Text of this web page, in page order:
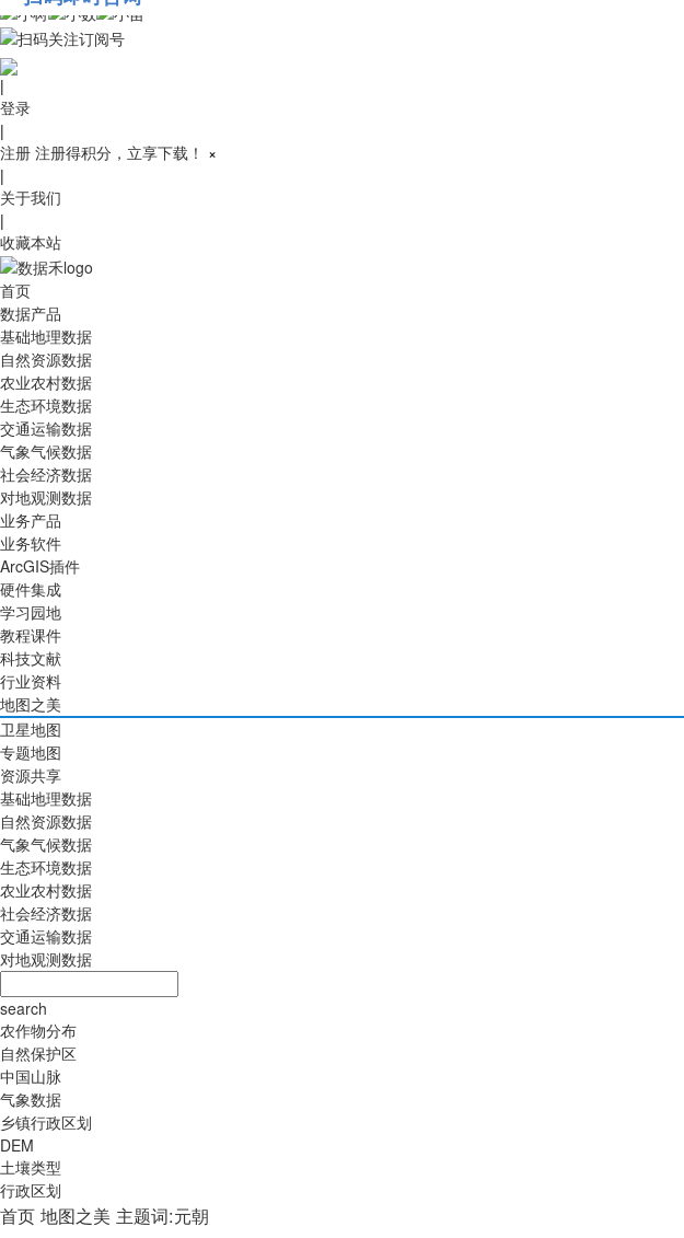
010-53689091
|
登录
|
注册 注册得积分，立享下载！ ×
|
关于我们
|
收藏本站
首页
数据产品
基础地理数据
自然资源数据
农业农村数据
生态环境数据
交通运输数据
气象气候数据
社会经济数据
对地观测数据
业务产品
业务软件
ArcGIS插件
硬件集成
学习园地
教程课件
科技文献
行业资料
地图之美
卫星地图
专题地图
资源共享
基础地理数据
自然资源数据
气象气候数据
生态环境数据
农业农村数据
社会经济数据
交通运输数据
对地观测数据
search
农作物分布
自然保护区
中国山脉
气象数据
乡镇行政区划
DEM
土壤类型
行政区划
首页 地图之美 主题词:元朝